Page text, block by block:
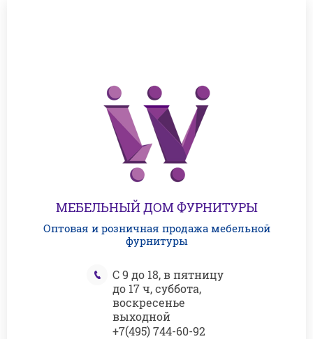
МЕБЕЛЬНЫЙ ДОМ ФУРНИТУРЫ
Оптовая и розничная продажа мебельной
фурнитуры
С 9 до 18, в пятницу
до 17 ч, суббота,
воскресенье
выходной
+7(495) 744-60-92